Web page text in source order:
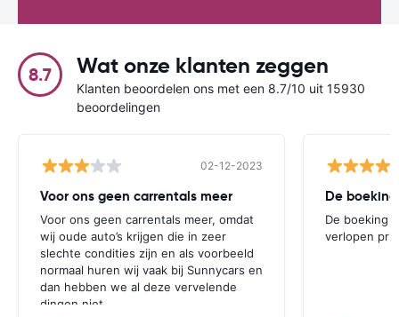
8.7 Wat onze klanten zeggen
Klanten beoordelen ons met een 8.7/10 uit 15930
beoordelingen
02-12-2023
Voor ons geen carrentals meer
Voor ons geen carrentals meer, omdat
wij oude auto’s krijgen die in zeer
slechte condities zijn en als voorbeeld
normaal huren wij vaak bij Sunnycars en
dan hebben we al deze vervelende
dingen niet.
De
De boeking
verlopen